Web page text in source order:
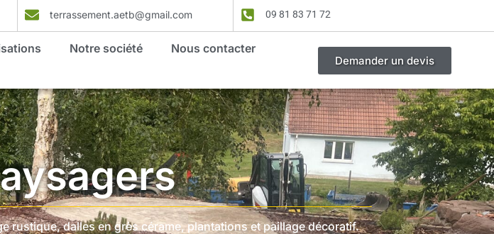
terrassement.aetb@gmail.com 09 81 83 71 72
Notre société Nous contacter
Demander un devis
rustique, dalles en grès cérame, plantations et paillage décoratif.